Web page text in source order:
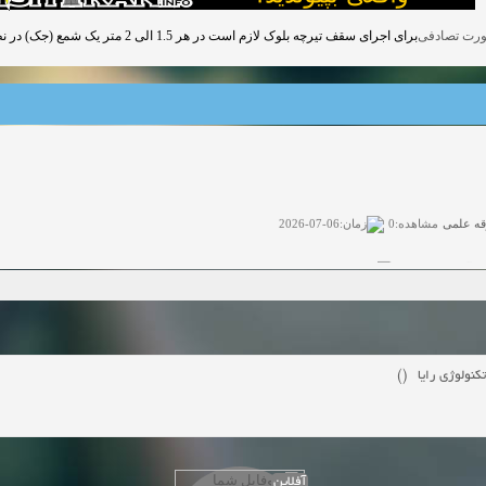
برای اجرای سقف تیرچه بلوک لازم است در هر 1.5 الی 2 متر یک شمع (جک) در نظر گرفته شود.
آزاد مشاهده:0 زمان:11-04-2025
دعوت به همکاری مشاهده:0 زمان:11-11-2024
رايا ()
آفلاین